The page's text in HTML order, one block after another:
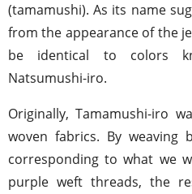
(tamamushi). As its name
from the appearance of the
be identical to colors
Natsumushi-iro.
Originally, Tamamushi-iro
woven fabrics. By weaving
corresponding to what we
purple weft threads, the